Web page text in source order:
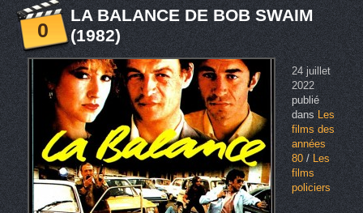
0
LA BALANCE DE BOB SWAIM
(1982)
24 juillet
2022
publié
dansLes
films des
années
80/Les
films
policiers